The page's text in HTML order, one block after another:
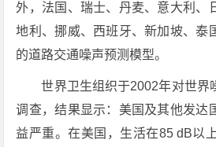
外，法国、瑞士、丹麦、意大利、
地利、挪威、西班牙、新加坡、泰
的道路交通噪声预测模型。
世界卫生组织于2002年对世界
调查，结果显示：美国及其他发达
益严重。在美国，生活在85 dB以